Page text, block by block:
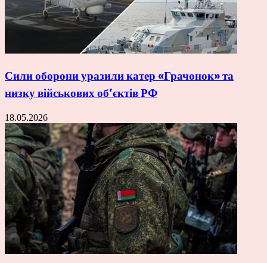
Сили оборони уразили катер «Грачонок» та
низку військових об’єктів РФ
18.05.2026